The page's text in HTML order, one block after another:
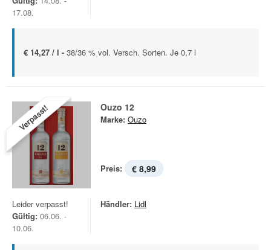
17.08.
€ 14,27 / l - 38/36 % vol. Versch. Sorten. Je 0,7 l
Verpasst! Ouzo 12
Marke: Ouzo
Preis: € 8,99
Leider verpasst!
Gültig: 06.06. -
10.06.
Händler: Lidl